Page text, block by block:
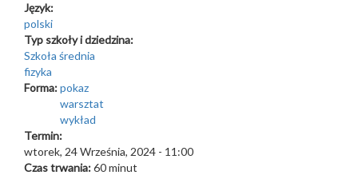
Język:
polski
Typ szkoły i dziedzina:
Szkoła średnia
fizyka
Forma:pokaz
warsztat
wykład
Termin:
wtorek, 24 Września, 2024 - 11:00
Czas trwania:60 minut